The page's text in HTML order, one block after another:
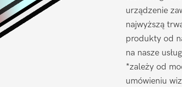
urządzenie
najwyższą
produkty od
na nasze
*zależy od
umówieniu